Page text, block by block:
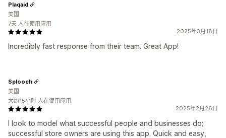
2025年3月18日
Incredibly fast response from their team. Great App!
Plaqaid
美国
7天 人在使用应用
2025年2月26日
I look to model what successful people and businesses do;
successful store owners are using this app. Quick and easy,
Splooch
美国
大约15小时 人在使用应用